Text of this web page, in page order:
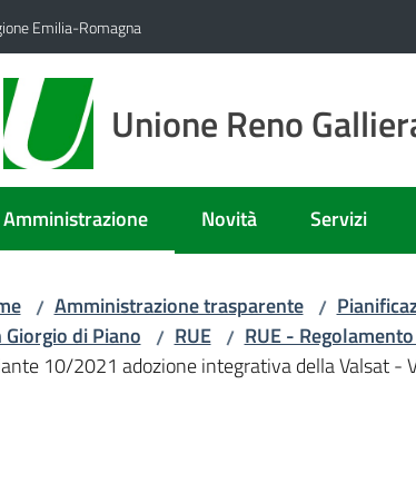
Emilia-Romagna
Unione Reno
Amministrazione
Menu selezionato Novità Servizi
/ Amministrazione trasparente /
Giorgio di Piano / RUE / RUE -
10/2021 adozione integrativa della Valsat -